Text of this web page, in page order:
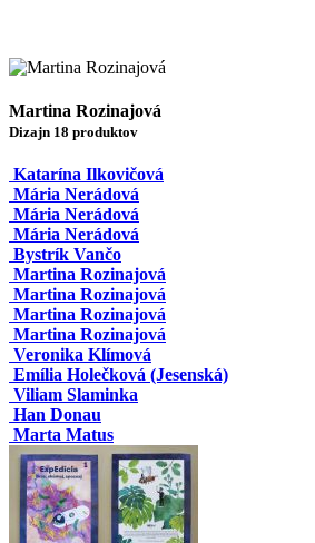
Martina Rozinajová
Dizajn 18 produktov
Katarína Ilkovičová
Mária Nerádová
Mária Nerádová
Mária Nerádová
Bystrík Vančo
Martina Rozinajová
Martina Rozinajová
Martina Rozinajová
Martina Rozinajová
Veronika Klímová
Emília Holečková (Jesenská)
Viliam Slaminka
Han Donau
Marta Matus